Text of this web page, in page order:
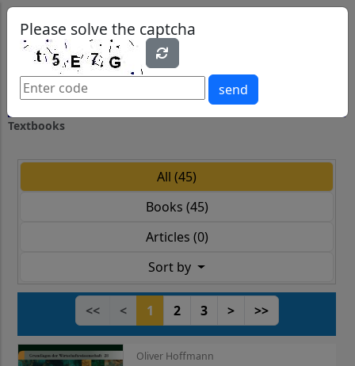
Please solve the captcha
send
Textbooks
All (45)
Books (45)
Articles (0)
Sort by
<< < 1 2 3 > >>
Oliver Hoffmann